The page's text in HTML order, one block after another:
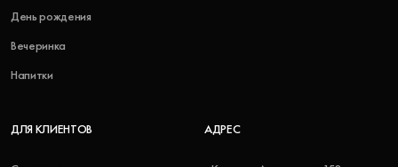
День рождения
Вечеринка
Напитки
ДЛЯ КЛИЕНТОВ АДРЕС